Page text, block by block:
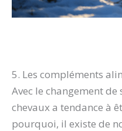
5. Les compléments
Avec le changement de
chevaux a tendance à
pourquoi, il existe de